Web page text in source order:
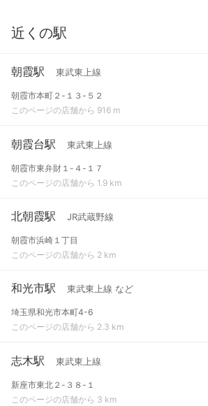
近くの駅
朝霞駅 東武東上線
朝霞市本町２-１３-５２
このページの店舗から 916 m
朝霞台駅 東武東上線
朝霞市東弁財１-４-１７
このページの店舗から 1.9 km
北朝霞駅 JR武蔵野線
朝霞市浜崎１丁目
このページの店舗から 2 km
和光市駅 東武東上線 など
埼玉県和光市本町4-6
このページの店舗から 2.3 km
志木駅 東武東上線
新座市東北２-３８-１
このページの店舗から 3 km